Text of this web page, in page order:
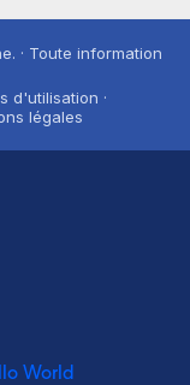
· Toute information
d'utilisation ·
légales
World